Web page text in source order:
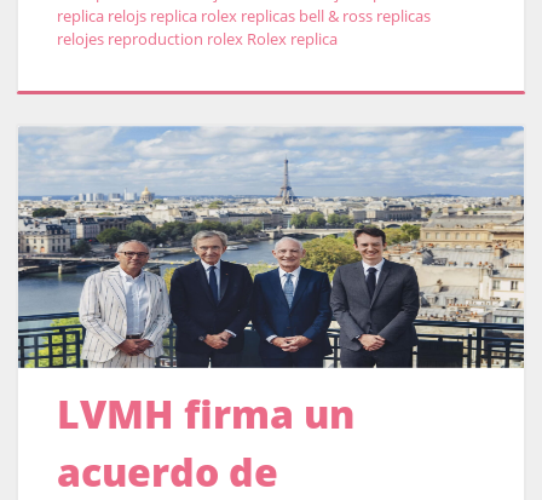
replica relojs replica rolex replicas bell & ross replicas
relojes reproduction rolex Rolex replica
LVMH firma un
acuerdo de